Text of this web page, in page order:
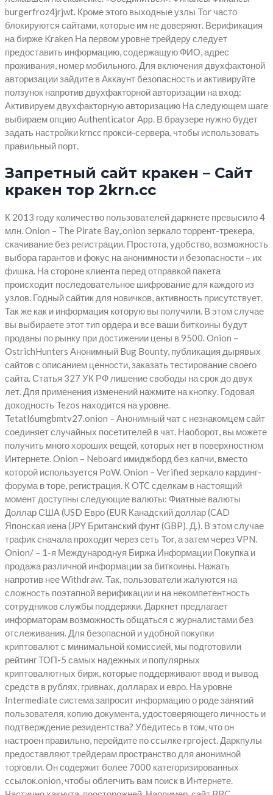
burgerfroz4jrjwt. Кроме этого выходные узлы Tor часто
блокируются сайтами, которые им не доверяют. Верификация
на бирже Kraken На первом уровне трейдеру следует
предоставить информацию, содержащую ФИО, адрес
проживания, номер мобильного. Для включения двухфактоной
авторизации зайдите в Аккаунт безопасность и активируйте
ползунок напротив двухфакторной авторизации на вход:
Активируем двухфакторную авторизацию На следующем шаге
выбираем опцию Authenticator App. В браузере нужно будет
задать настройки krncc прокси-сервера, чтобы использовать
правильный порт.
Запретный сайт кракен – Сайт
кракен тор 2krn.cc
К 2013 году количество пользователей даркнете превысило 4
млн. Onion – The Pirate Bay,.onion зеркало торрент-трекера,
скачивание без регистрации. Простота, удобство, возможность
выбора гарантов и фокус на анонимности и безопасности – их
фишка. На стороне клиента перед отправкой пакета
происходит последовательное шифрование для каждого из
узлов. Годный сайтик для новичков, активность присутствует.
Так же как и информация которую вы получили. В этом случае
вы выбираете этот тип ордера и все ваши биткоины будут
проданы по рынку при достижении цены в 9500. Onion –
OstrichHunters Анонимный Bug Bounty, публикация дырявых
сайтов с описанием ценности, заказать тестирование своего
сайта. Статья 327 УК РФ лишение свободы на срок до двух
лет. Для применения изменений нажмите на кнопку. Годовая
доходность Tezos находится на уровне.
Tetatl6umgbmtv27.onion – Анонимный чат с незнакомцем сайт
соединяет случайных посетителей в чат. Наоборот, вы можете
получить много хороших вещей, которых нет в поверхностном
Интернете. Onion – Neboard имиджборд без капчи, вместо
которой используется PoW. Onion – Verified зеркало кардинг-
форума в торе, регистрация. К OTC сделкам в настоящий
момент доступны следующие валюты: Фиатные валюты
Доллар США (USD Евро (EUR Канадский доллар (CAD
Японская иена (JPY Британский фунт (GBP). Д.). В этом случае
трафик сначала проходит через сеть Tor, а затем через VPN.
Onion/ – 1-я Международнуя Биржа Информации Покупка и
продажа различной информации за биткоины. Нажать
напротив нее Withdraw. Так, пользователи жалуются на
сложность поэтапной верификации и на некомпетентность
сотрудников службы поддержки. Даркнет предлагает
информаторам возможность общаться с журналистами без
отслеживания. Для безопасной и удобной покупки
криптовалют с минимальной комиссией, мы подготовили
рейтинг ТОП-5 самых надежных и популярных
криптовалютных бирж, которые поддерживают ввод и вывод
средств в рублях, гривнах, долларах и евро. На уровне
Intermediate система запросит информацию о роде занятий
пользователя, копию документа, удостоверяющего личность и
подтверждение резидентства? Убедитесь в том, что он
настроен правильно, перейдите по ссылке rproject. Даркпулы
предоставляют трейдерам пространство для анонимной
торговли. Он содержит более 7000 категоризированных
ссылок.onion, чтобы облегчить вам поиск в Интернете.